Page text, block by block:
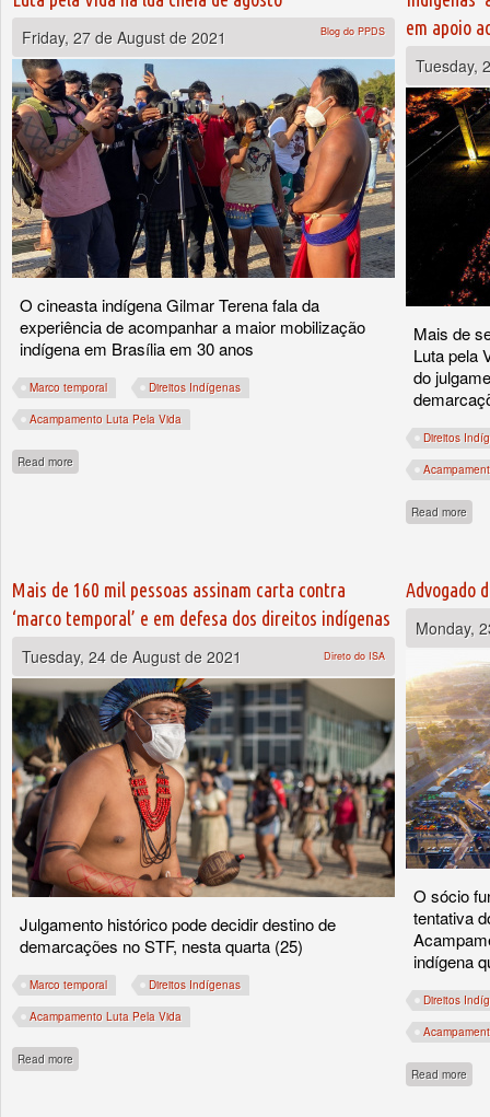
Friday, 27 de August de 2021
Blog do PPDS
O cineasta indígena Gilmar Terena fala da
experiência de acompanhar a maior mobilização
indígena em Brasília em 30 anos
Marco temporal Direitos Indígenas
Acampamento Luta Pela Vida
Read more
em apoio
Tuesday,
Mais de
Luta pela
do
Direitos
Read more
Mais de 160 mil pessoas assinam carta contra
‘marco temporal’ e em defesa dos direitos indígenas
Tuesday, 24 de August de 2021
Direto do ISA
Julgamento histórico pode decidir destino de
demarcações no STF, nesta quarta (25)
Marco temporal Direitos Indígenas
Acampamento Luta Pela Vida
Read more
Advogado
Monday,
O sócio
tentativa
indígena
Direitos
Read more